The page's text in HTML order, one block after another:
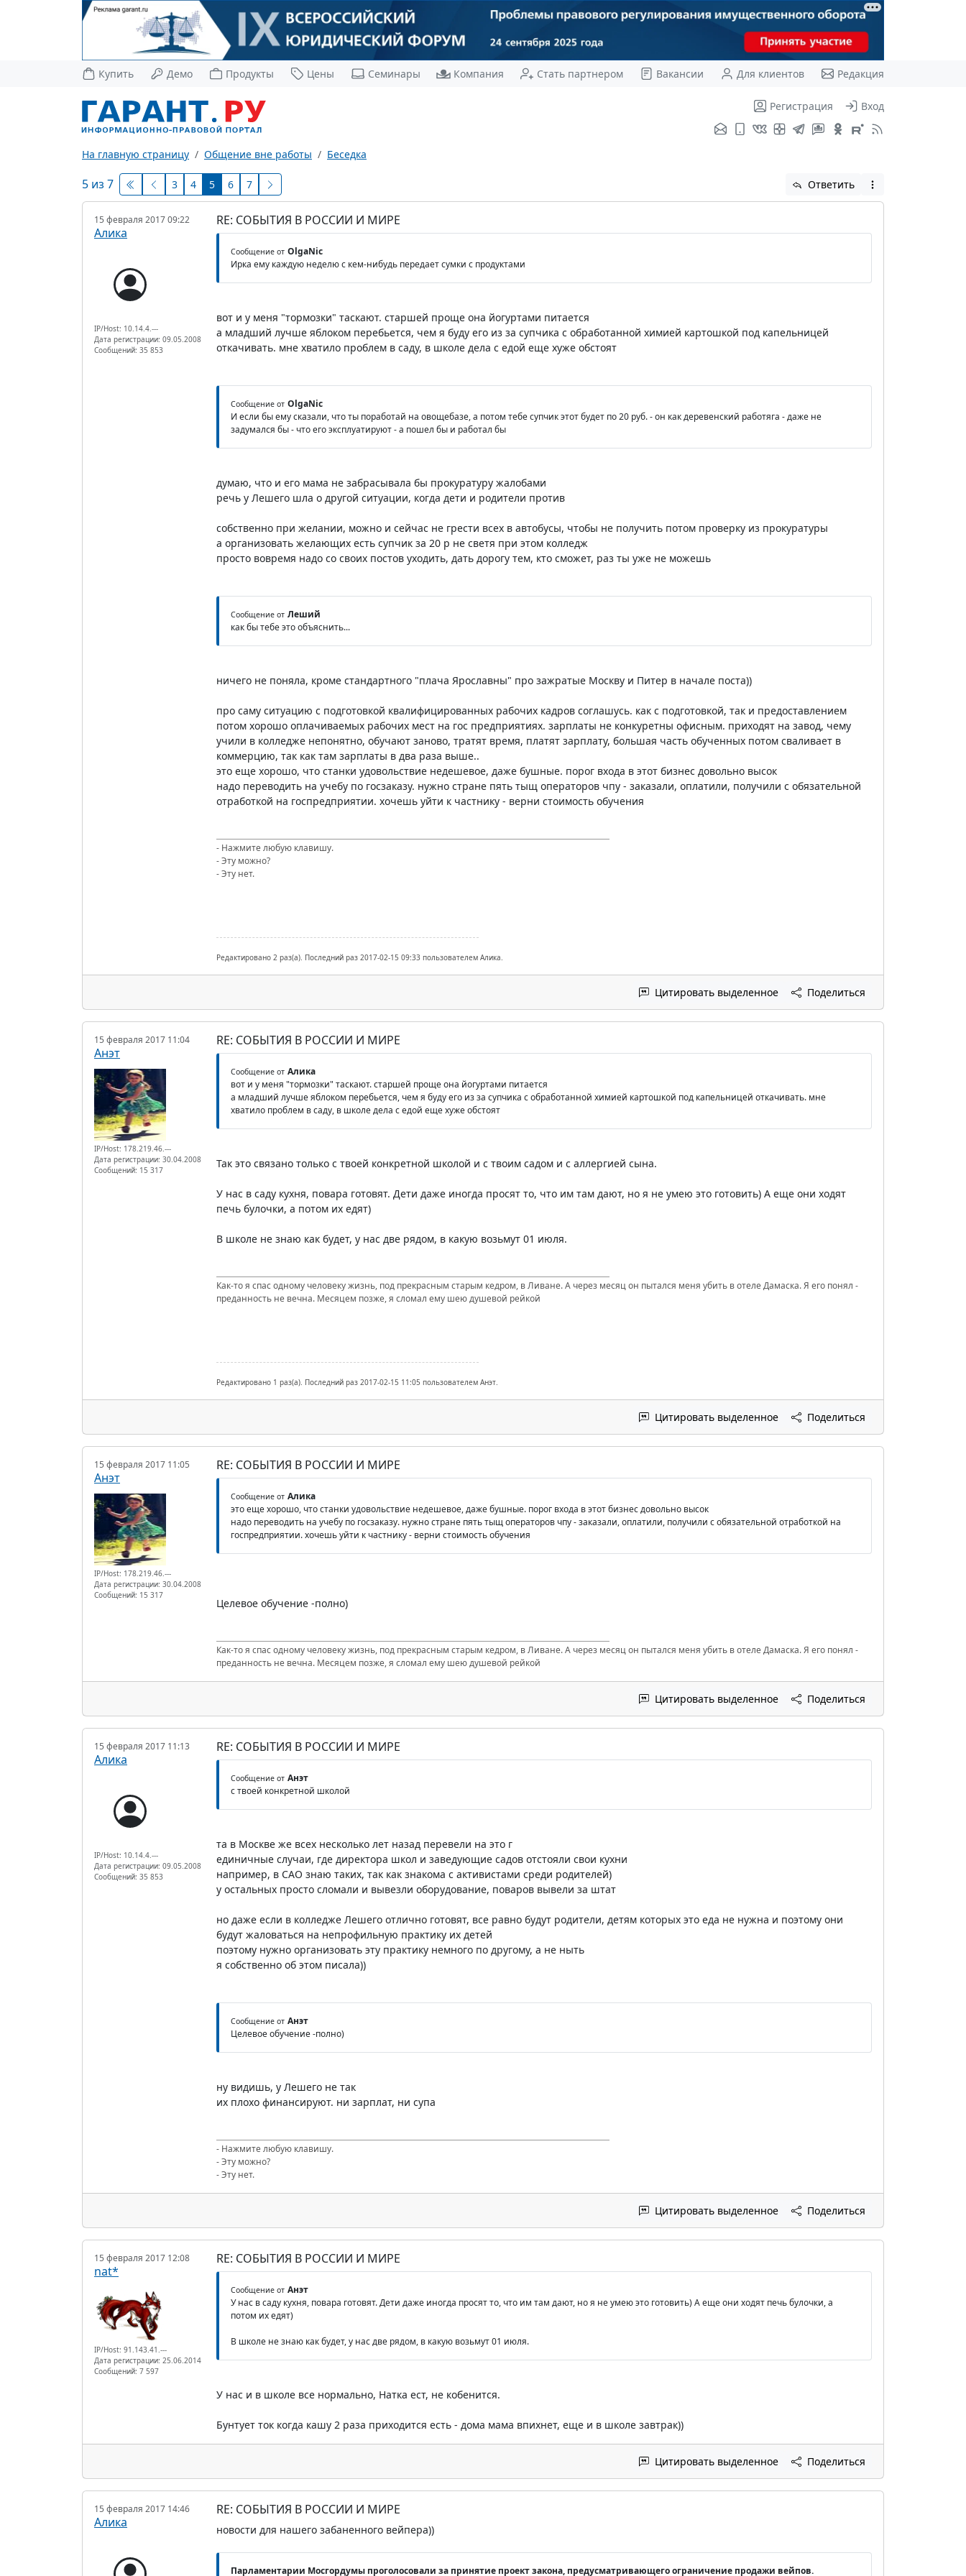
Купить Демо Продукты Цены Семинары Компания Стать партнером Вакансии Для клиентов Редакция
Регистрация Вход
На главную страницу Общение вне работы Беседка
5 из 7 3 4 5 6 7 Ответить
15 февраля 2017 09:22
Алика
IP/Host: 10.14.4.---
Дата регистрации: 09.05.2008
Сообщений: 35 853
RE: СОБЫТИЯ В РОССИИ И МИРЕ
Сообщение от OlgaNic
Ирка ему каждую неделю с кем-нибудь передает сумки с продуктами
вот и у меня "тормозки" таскают. старшей проще она йогуртами питается
а младший лучше яблоком перебьется, чем я буду его из за супчика с обработанной химией картошкой под капельницей
откачивать. мне хватило проблем в саду, в школе дела с едой еще хуже обстоят
Сообщение от OlgaNic
И если бы ему сказали, что ты поработай на овощебазе, а потом тебе супчик этот будет по 20 руб. - он как деревенский работяга - даже не
задумался бы - что его эксплуатируют - а пошел бы и работал бы
думаю, что и его мама не забрасывала бы прокуратуру жалобами
речь у Лешего шла о другой ситуации, когда дети и родители против
собственно при желании, можно и сейчас не грести всех в автобусы, чтобы не получить потом проверку из прокуратуры
а организовать желающих есть супчик за 20 р не светя при этом колледж
просто вовремя надо со своих постов уходить, дать дорогу тем, кто сможет, раз ты уже не можешь
Сообщение от Леший
как бы тебе это объяснить...
ничего не поняла, кроме стандартного "плача Ярославны" про зажратые Москву и Питер в начале поста))
про саму ситуацию с подготовкой квалифицированных рабочих кадров соглашусь. как с подготовкой, так и предоставлением
потом хорошо оплачиваемых рабочих мест на гос предприятиях. зарплаты не конкуретны офисным. приходят на завод, чему
учили в колледже непонятно, обучают заново, тратят время, платят зарплату, большая часть обученных потом сваливает в
коммерцию, так как там зарплаты в два раза выше..
это еще хорошо, что станки удовольствие недешевое, даже бушные. порог входа в этот бизнес довольно высок
надо переводить на учебу по госзаказу. нужно стране пять тыщ операторов чпу - заказали, оплатили, получили с обязательной
отработкой на госпредприятии. хочешь уйти к частнику - верни стоимость обучения
- Нажмите любую клавишу.
- Эту можно?
- Эту нет.
Редактировано 2 раз(а). Последний раз 2017-02-15 09:33 пользователем Алика.
Цитировать выделенное Поделиться
15 февраля 2017 11:04
Анэт
IP/Host: 178.219.46.---
Дата регистрации: 30.04.2008
Сообщений: 15 317
RE: СОБЫТИЯ В РОССИИ И МИРЕ
Сообщение от Алика
вот и у меня "тормозки" таскают. старшей проще она йогуртами питается
а младший лучше яблоком перебьется, чем я буду его из за супчика с обработанной химией картошкой под капельницей откачивать. мне
хватило проблем в саду, в школе дела с едой еще хуже обстоят
Так это связано только с твоей конкретной школой и с твоим садом и с аллергией сына.
У нас в саду кухня, повара готовят. Дети даже иногда просят то, что им там дают, но я не умею это готовить) А еще они ходят
печь булочки, а потом их едят)
В школе не знаю как будет, у нас две рядом, в какую возьмут 01 июля.
Как-то я спас одному человеку жизнь, под прекрасным старым кедром, в Ливане. А через месяц он пытался меня убить в отеле Дамаска. Я его понял -
преданность не вечна. Месяцем позже, я сломал ему шею душевой рейкой
Редактировано 1 раз(а). Последний раз 2017-02-15 11:05 пользователем Анэт.
Цитировать выделенное Поделиться
15 февраля 2017 11:05
Анэт
IP/Host: 178.219.46.---
Дата регистрации: 30.04.2008
Сообщений: 15 317
RE: СОБЫТИЯ В РОССИИ И МИРЕ
Сообщение от Алика
это еще хорошо, что станки удовольствие недешевое, даже бушные. порог входа в этот бизнес довольно высок
надо переводить на учебу по госзаказу. нужно стране пять тыщ операторов чпу - заказали, оплатили, получили с обязательной отработкой на
госпредприятии. хочешь уйти к частнику - верни стоимость обучения
Целевое обучение -полно)
Как-то я спас одному человеку жизнь, под прекрасным старым кедром, в Ливане. А через месяц он пытался меня убить в отеле Дамаска. Я его понял -
преданность не вечна. Месяцем позже, я сломал ему шею душевой рейкой
Цитировать выделенное Поделиться
15 февраля 2017 11:13
Алика
IP/Host: 10.14.4.---
Дата регистрации: 09.05.2008
Сообщений: 35 853
RE: СОБЫТИЯ В РОССИИ И МИРЕ
Сообщение от Анэт
с твоей конкретной школой
та в Москве же всех несколько лет назад перевели на это г
единичные случаи, где директора школ и заведующие садов отстояли свои кухни
например, в САО знаю таких, так как знакома с активистами среди родителей)
у остальных просто сломали и вывезли оборудование, поваров вывели за штат
но даже если в колледже Лешего отлично готовят, все равно будут родители, детям которых это еда не нужна и поэтому они
будут жаловаться на непрофильную практику их детей
поэтому нужно организовать эту практику немного по другому, а не ныть
я собственно об этом писала))
Сообщение от Анэт
Целевое обучение -полно)
ну видишь, у Лешего не так
их плохо финансируют. ни зарплат, ни супа
- Нажмите любую клавишу.
- Эту можно?
- Эту нет.
Цитировать выделенное Поделиться
15 февраля 2017 12:08
nat*
IP/Host: 91.143.41.---
Дата регистрации: 25.06.2014
Сообщений: 7 597
RE: СОБЫТИЯ В РОССИИ И МИРЕ
Сообщение от Анэт
У нас в саду кухня, повара готовят. Дети даже иногда просят то, что им там дают, но я не умею это готовить) А еще они ходят печь булочки, а
потом их едят)
В школе не знаю как будет, у нас две рядом, в какую возьмут 01 июля.
У нас и в школе все нормально, Натка ест, не кобенится.
Бунтует ток когда кашу 2 раза приходится есть - дома мама впихнет, еще и в школе завтрак))
Цитировать выделенное Поделиться
15 февраля 2017 14:46
Алика
RE: СОБЫТИЯ В РОССИИ И МИРЕ
новости для нашего забаненного вейпера))
Парламентарии Мосгордумы проголосовали за принятие проект закона, предусматривающего ограничение продажи вейпов.